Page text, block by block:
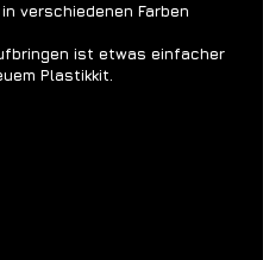
verschiedenen Farben
ist etwas einfacher
Plastikkit.